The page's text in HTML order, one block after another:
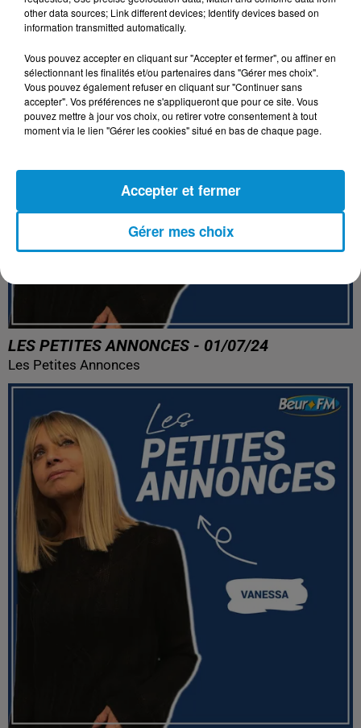
LES PETITES ANNONCES - 01/07/24
Les Petites Annonces
other data sources; Link different devices; Identify devices based on
information transmitted automatically.
Vous pouvez accepter en cliquant sur "Accepter et fermer", ou affiner en
sélectionnant les finalités et/ou partenaires dans "Gérer mes choix".
Vous pouvez également refuser en cliquant sur "Continuer sans
accepter". Vos préférences ne s'appliqueront que pour ce site. Vous
pouvez mettre à jour vos choix, ou retirer votre consentement à tout
moment via le lien "Gérer les cookies" situé en bas de chaque page.
Gérer mes choix
Accepter et fermer